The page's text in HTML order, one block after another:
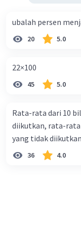
ubalah persen
20 5.0
22×100
45 5.0
Rata-rata dari 10
diikutkan, rata-
yang tidak
36 4.0